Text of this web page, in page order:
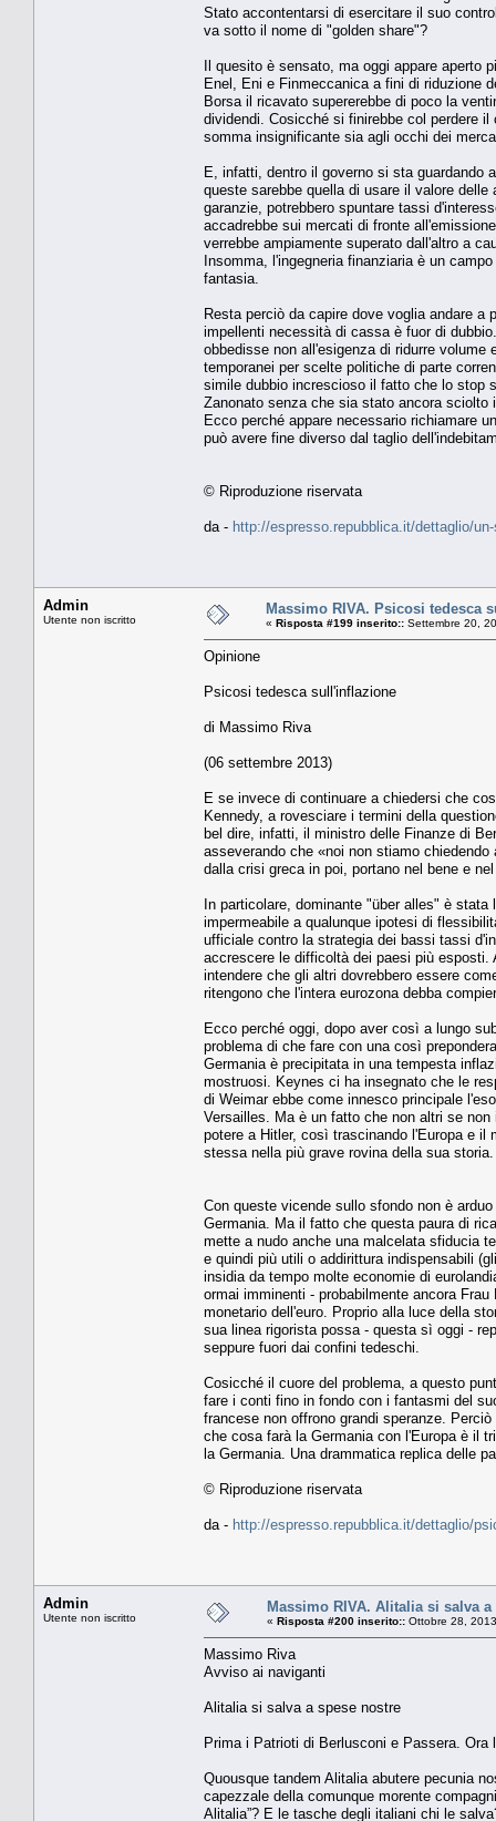
Stato accontentarsi di esercitare il suo
va sotto il nome di "golden share"?
Il quesito è sensato, ma oggi appare aperto
Enel, Eni e Finmeccanica a fini di riduzione
Borsa il ricavato supererebbe di poco la
dividendi. Cosicché si finirebbe col perdere
somma insignificante sia agli occhi dei
E, infatti, dentro il governo si sta guardando
queste sarebbe quella di usare il valore
garanzie, potrebbero spuntare tassi
accadrebbe sui mercati di fronte
verrebbe ampiamente superato dall'altro a
Insomma, l'ingegneria finanziaria è un
fantasia.
Resta perciò da capire dove voglia andare a
impellenti necessità di cassa è fuor di
obbedisse non all'esigenza di ridurre
temporanei per scelte politiche di parte
simile dubbio increscioso il fatto che lo stop
Zanonato senza che sia stato ancora sciolto
Ecco perché appare necessario richiamare
può avere fine diverso dal taglio
© Riproduzione riservata
da - http://espresso.repubblica.it/dettaglio/
Admin
Utente non iscritto
Massimo RIVA. Psicosi tedesca
« Risposta #199 inserito:: Settembre 20,
Opinione
Psicosi tedesca sull'inflazione
di Massimo Riva
(06 settembre 2013)
E se invece di continuare a chiedersi che
Kennedy, a rovesciare i termini della
bel dire, infatti, il ministro delle Finanze di
asseverando che «noi non stiamo
dalla crisi greca in poi, portano nel bene e
In particolare, dominante "über alles" è
impermeabile a qualunque ipotesi di
ufficiale contro la strategia dei bassi tassi
accrescere le difficoltà dei paesi più
intendere che gli altri dovrebbero essere
ritengono che l'intera eurozona debba
Ecco perché oggi, dopo aver così a lungo
problema di che fare con una così
Germania è precipitata in una tempesta
mostruosi. Keynes ci ha insegnato che le
di Weimar ebbe come innesco principale
Versailles. Ma è un fatto che non altri se
potere a Hitler, così trascinando l'Europa e il
stessa nella più grave rovina della sua storia.
Con queste vicende sullo sfondo non è
Germania. Ma il fatto che questa paura di
mette a nudo anche una malcelata sfiducia
e quindi più utili o addirittura indispensabili
insidia da tempo molte economie di
ormai imminenti - probabilmente ancora
monetario dell'euro. Proprio alla luce della
sua linea rigorista possa - questa sì oggi -
seppure fuori dai confini tedeschi.
Cosicché il cuore del problema, a questo
fare i conti fino in fondo con i fantasmi del
francese non offrono grandi speranze.
che cosa farà la Germania con l'Europa è il
la Germania. Una drammatica replica delle
© Riproduzione riservata
da - http://espresso.repubblica.it/dettaglio/
Admin
Utente non iscritto
Massimo RIVA. Alitalia si salva a
« Risposta #200 inserito:: Ottobre 28,
Massimo Riva
Avviso ai naviganti
Alitalia si salva a spese nostre
Prima i Patrioti di Berlusconi e Passera.
Quousque tandem Alitalia abutere pecunia
capezzale della comunque morente
Alitalia”? E le tasche degli italiani chi le